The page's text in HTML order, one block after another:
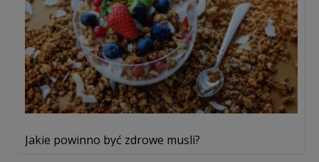
Jakie powinno być zdrowe musli?